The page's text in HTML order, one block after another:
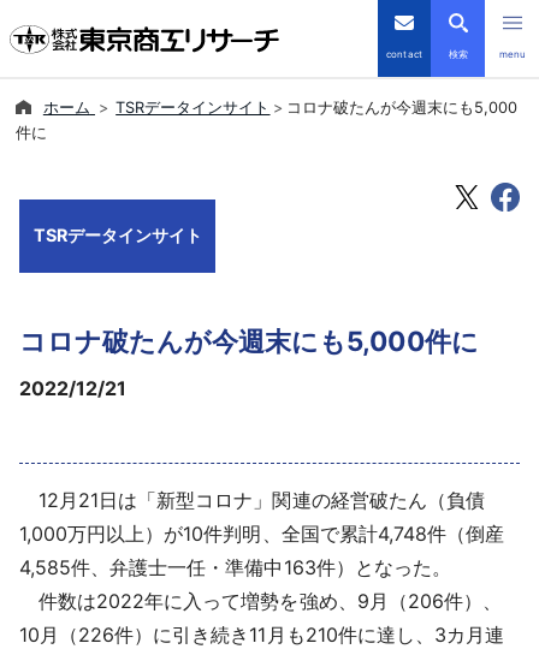
contact 検索 menu
導入事例
採用情報
よくあるご質問
ホーム TSRデータインサイト
コロナ破たんが今週末にも5,000
件に
TSRデータインサイト
コロナ破たんが今週末にも5,000件に
2022/12/21
12月21日は「新型コロナ」関連の経営破たん（負債
1,000万円以上）が10件判明、全国で累計4,748件（倒産
4,585件、弁護士一任・準備中163件）となった。
件数は2022年に入って増勢を強め、9月（206件）、
10月（226件）に引き続き11月も210件に達し、3カ月連